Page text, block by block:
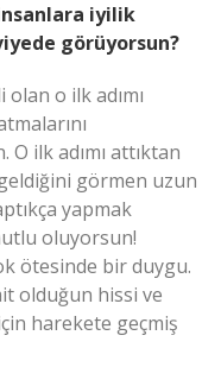
iyilik
görüyorsun?
o ilk adımı
O ilk adımı attıktan
görmen uzun
yapmak
oluyorsun!
ötesinde bir duygu.
olduğun hissi ve
harekete geçmiş